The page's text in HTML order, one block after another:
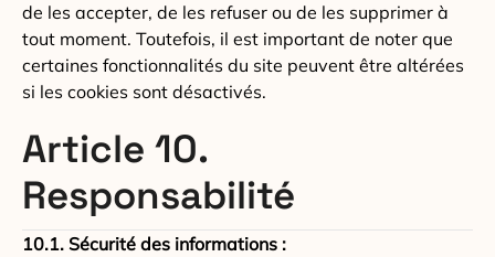
de les accepter, de les refuser ou de les supprimer à
tout moment. Toutefois, il est important de noter que
certaines fonctionnalités du site peuvent être altérées
si les cookies sont désactivés.
Article 10.
Responsabilité
10.1. Sécurité des informations :